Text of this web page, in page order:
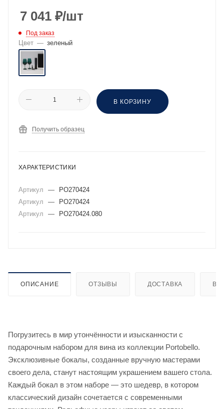
7 041 ₽/шт
Под заказ
Цвет — зеленый
В КОРЗИНУ
Получить образец
ХАРАКТЕРИСТИКИ
Артикул —
PO270424
Артикул
—
PO270424
Артикул
— PO270424.080
ОПИСАНИЕ ОТЗЫВЫ ДОСТАВКА
Погрузитесь в мир утончённости и изысканности с
подарочным набором для вина из коллекции Portobello.
Эксклюзивные бокалы, созданные вручную мастерами
своего дела, станут настоящим украшением вашего стола.
Каждый бокал в этом наборе — это шедевр, в котором
классический дизайн сочетается с современными